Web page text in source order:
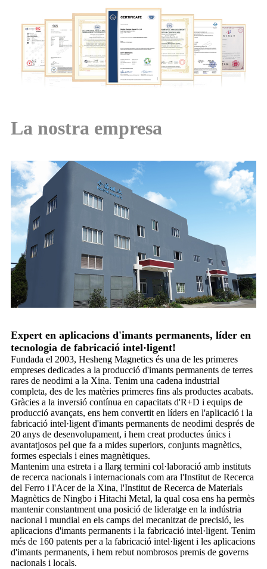
La nostra empresa
Expert en aplicacions d'imants permanents, líder en
tecnologia de fabricació intel·ligent!
Fundada el 2003, Hesheng Magnetics és una de les primeres
empreses dedicades a la producció d'imants permanents de terres
rares de neodimi a la Xina. Tenim una cadena industrial
completa, des de les matèries primeres fins als productes acabats.
Gràcies a la inversió contínua en capacitats d'R+D i equips de
producció avançats, ens hem convertit en líders en l'aplicació i la
fabricació intel·ligent d'imants permanents de neodimi després de
20 anys de desenvolupament, i hem creat productes únics i
avantatjosos pel que fa a mides superiors, conjunts magnètics,
formes especials i eines magnètiques.
Mantenim una estreta i a llarg termini col·laboració amb instituts
de recerca nacionals i internacionals com ara l'Institut de Recerca
del Ferro i l'Acer de la Xina, l'Institut de Recerca de Materials
Magnètics de Ningbo i Hitachi Metal, la qual cosa ens ha permès
mantenir constantment una posició de lideratge en la indústria
nacional i mundial en els camps del mecanitzat de precisió, les
aplicacions d'imants permanents i la fabricació intel·ligent. Tenim
més de 160 patents per a la fabricació intel·ligent i les aplicacions
d'imants permanents, i hem rebut nombrosos premis de governs
nacionals i locals.